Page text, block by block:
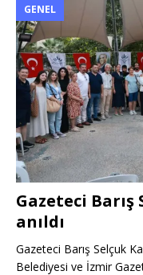
GENEL
Gazeteci Barış
anıldı
Gazeteci Barış Selçuk
Belediyesi ve İzmir